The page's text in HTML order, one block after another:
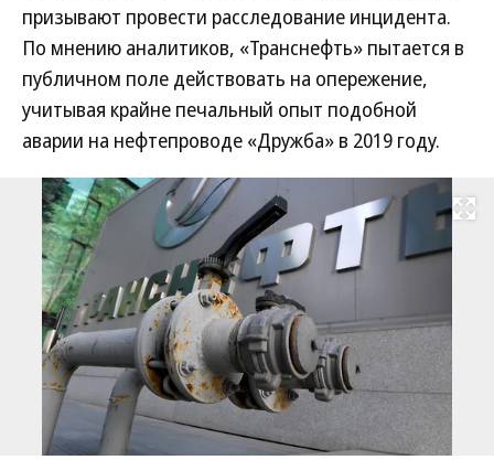
призывают провести расследование инцидента.
По мнению аналитиков, «Транснефть» пытается в
публичном поле действовать на опережение,
учитывая крайне печальный опыт подобной
аварии на нефтепроводе «Дружба» в 2019 году.
Развернуть